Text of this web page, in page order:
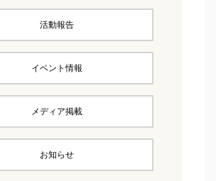
活動報告
イベント情報
メディア掲載
お知らせ